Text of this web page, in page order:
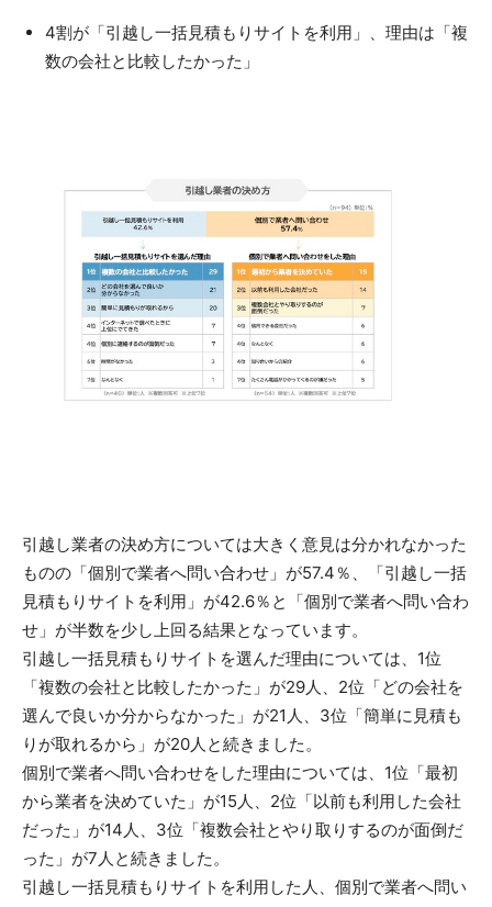
4割が「引越し一括見積もりサイトを利用」、理由は「複
数の会社と比較したかった」
引越し業者の決め方については大きく意見は分かれなかった
ものの「個別で業者へ問い合わせ」が57.4％、「引越し一括
見積もりサイトを利用」が42.6％と「個別で業者へ問い合わ
せ」が半数を少し上回る結果となっています。
引越し一括見積もりサイトを選んだ理由については、1位
「複数の会社と比較したかった」が29人、2位「どの会社を
選んで良いか分からなかった」が21人、3位「簡単に見積も
りが取れるから」が20人と続きました。
個別で業者へ問い合わせをした理由については、1位「最初
から業者を決めていた」が15人、2位「以前も利用した会社
だった」が14人、3位「複数会社とやり取りするのが面倒だ
った」が7人と続きました。
引越し一括見積もりサイトを利用した人、個別で業者へ問い